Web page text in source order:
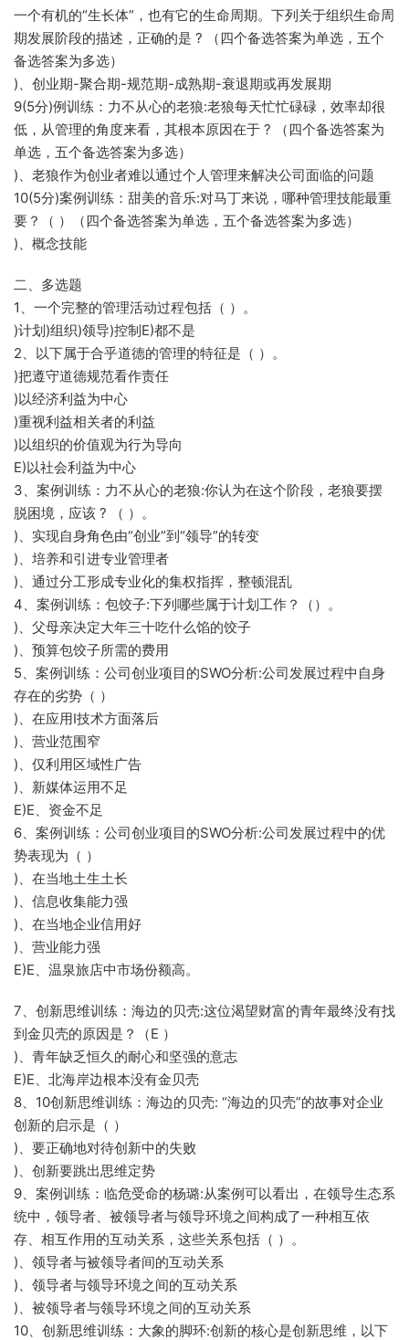
一个有机的“生长体”，也有它的生命周期。下列关于组织生命周
期发展阶段的描述，正确的是 ? （四个备选答案为单选，五个
备选答案为多选）
)、创业期-聚合期-规范期-成熟期-衰退期或再发展期
9(5分)例训练：力不从心的老狼:老狼每天忙忙碌碌，效率却很
低，从管理的角度来看，其根本原因在于 ? （四个备选答案为
单选，五个备选答案为多选）
)、老狼作为创业者难以通过个人管理来解决公司面临的问题
10(5分)案例训练：甜美的音乐:对马丁来说，哪种管理技能最重
要？（ ）（四个备选答案为单选，五个备选答案为多选）
)、概念技能
二、多选题
1、一个完整的管理活动过程包括（ ）。
)计划)组织)领导)控制E)都不是
2、以下属于合乎道德的管理的特征是（ ）。
)把遵守道德规范看作责任
)以经济利益为中心
)重视利益相关者的利益
)以组织的价值观为行为导向
E)以社会利益为中心
3、案例训练：力不从心的老狼:你认为在这个阶段，老狼要摆
脱困境，应该 ? （ ）。
)、实现自身角色由“创业”到“领导”的转变
)、培养和引进专业管理者
)、通过分工形成专业化的集权指挥，整顿混乱
4、案例训练：包饺子:下列哪些属于计划工作？（）。
)、父母亲决定大年三十吃什么馅的饺子
)、预算包饺子所需的费用
5、案例训练：公司创业项目的SWO分析:公司发展过程中自身
存在的劣势（ ）
)、在应用I技术方面落后
)、营业范围窄
)、仅利用区域性广告
)、新媒体运用不足
E)E、资金不足
6、案例训练：公司创业项目的SWO分析:公司发展过程中的优
势表现为（ ）
)、在当地土生土长
)、信息收集能力强
)、在当地企业信用好
)、营业能力强
E)E、温泉旅店中市场份额高。
7、创新思维训练：海边的贝壳:这位渴望财富的青年最终没有找
到金贝壳的原因是？（E ）
)、青年缺乏恒久的耐心和坚强的意志
E)E、北海岸边根本没有金贝壳
8、10创新思维训练：海边的贝壳: “海边的贝壳”的故事对企业
创新的启示是（ ）
)、要正确地对待创新中的失败
)、创新要跳出思维定势
9、案例训练：临危受命的杨璐:从案例可以看出，在领导生态系
统中，领导者、被领导者与领导环境之间构成了一种相互依
存、相互作用的互动关系，这些关系包括（ ）。
)、领导者与被领导者间的互动关系
)、领导者与领导环境之间的互动关系
)、被领导者与领导环境之间的互动关系
10、创新思维训练：大象的脚环:创新的核心是创新思维，以下